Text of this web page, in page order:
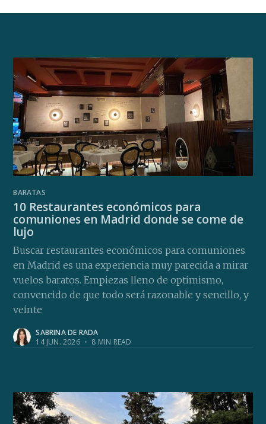
BARATAS
10 Restaurantes económicos para
comuniones en Madrid donde se come de
lujo
Buscar restaurantes económicos para comuniones
en Madrid es una experiencia muy parecida a mirar
vuelos baratos. Empiezas lleno de optimismo,
convencido de que todo será razonable y sencillo, y
veinte
SABRINA DE RADA
14 JUN. 2026 • 8 MIN READ